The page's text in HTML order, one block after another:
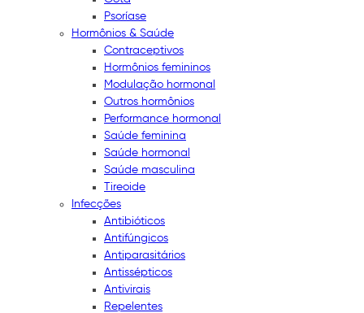
Psoríase
Hormônios & Saúde
Contraceptivos
Hormônios femininos
Modulação hormonal
Outros hormônios
Performance hormonal
Saúde feminina
Saúde hormonal
Saúde masculina
Tireoide
Infecções
Antibióticos
Antifúngicos
Antiparasitários
Antissépticos
Antivirais
Repelentes